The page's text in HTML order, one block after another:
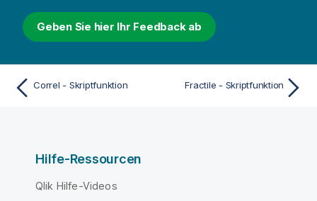
Geben Sie hier Ihr Feedback ab
Correl - Skriptfunktion Fractile - Skriptfunktion
Hilfe-Ressourcen
Qlik Hilfe-Videos